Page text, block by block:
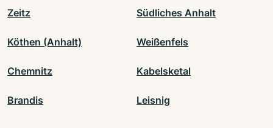
Zeitz Südliches Anhalt
Köthen (Anhalt) Weißenfels
Chemnitz Kabelsketal
Brandis Leisnig